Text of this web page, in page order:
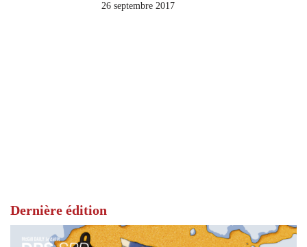
26 septembre 2017
Dernière édition